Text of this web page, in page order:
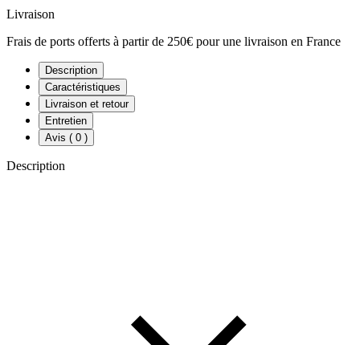
Livraison
Frais de ports offerts à partir de 250€ pour une livraison en France
Description
Caractéristiques
Livraison et retour
Entretien
Avis ( 0 )
Description